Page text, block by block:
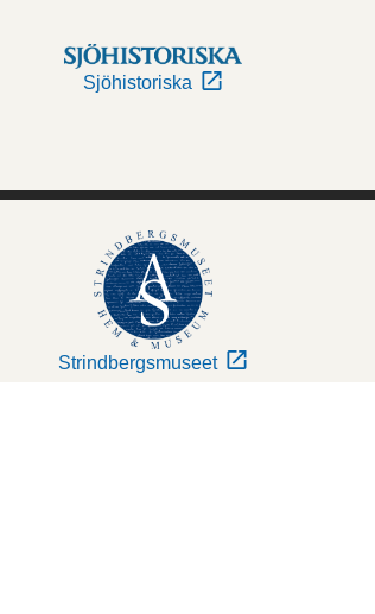
Sjöhistoriska
Strindbergsmuseet